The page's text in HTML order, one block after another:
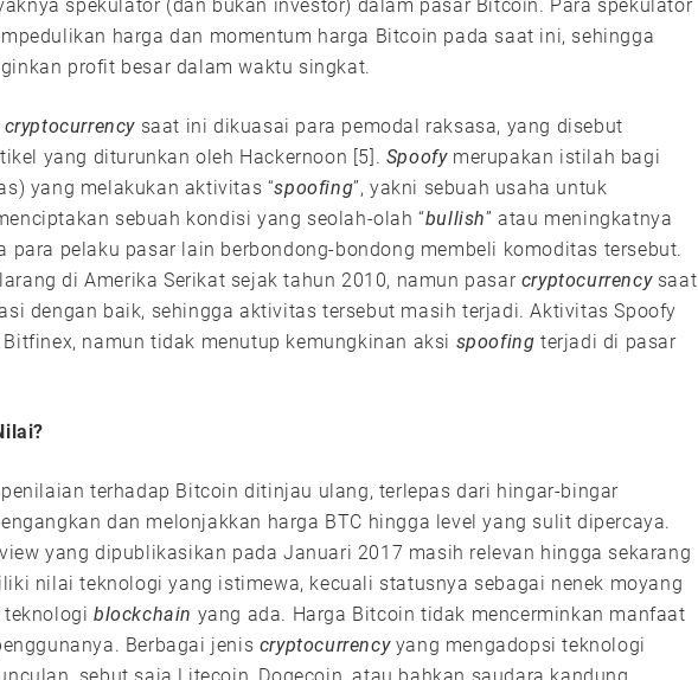
spekulator (dan bukan investor) dalam pasar Bitcoin. Para spekulator
harga dan momentum harga Bitcoin pada saat ini, sehingga
profit besar dalam waktu singkat.
cryptocurrency saat ini dikuasai para pemodal raksasa, yang disebut
yang diturunkan oleh Hackernoon [5]. Spoofymerupakan istilah bagi
yang melakukan aktivitas “spoofing”, yakni sebuah usaha untuk
sebuah kondisi yang seolah-olah “bullish” atau meningkatnya
para pelaku pasar lain berbondong-bondong membeli komoditas tersebut.
di Amerika Serikat sejak tahun 2010, namun pasar cryptocurrencysaat
dengan baik, sehingga aktivitas tersebut masih terjadi. Aktivitas Spoofy
namun tidak menutup kemungkinan aksi spoofing terjadi di pasar
terhadap Bitcoin ditinjau ulang, terlepas dari hingar-bingar
dan melonjakkan harga BTC hingga level yang sulit dipercaya.
yang dipublikasikan pada Januari 2017 masih relevan hingga sekarang
nilai teknologi yang istimewa, kecuali statusnya sebagai nenek moyang
teknologiblockchain yang ada. Harga Bitcoin tidak mencerminkan manfaat
Berbagai jenis cryptocurrencyyang mengadopsi teknologi
sebut saja Litecoin, Dogecoin, atau bahkan saudara kandung